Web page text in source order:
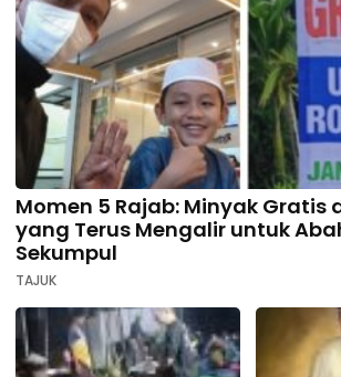
Momen 5 Rajab: Minyak Gratis
yang Terus Mengalir untuk
Sekumpul
TAJUK